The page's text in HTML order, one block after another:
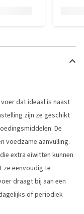
dat ideaal is naast
zijn ze geschikt
De
voedzame aanvulling.
extra eiwitten kunnen
ze eenvoudig te
draagt bij aan een
of periodiek